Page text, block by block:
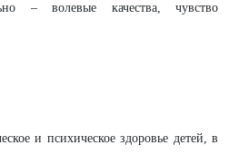
– волевые качества, чувство
и психическое здоровье детей, в